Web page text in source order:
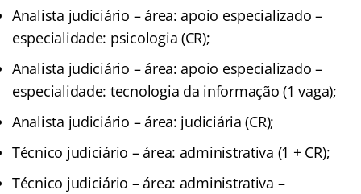
Analista judiciário – área: apoio especializado –
especialidade: psicologia (CR);
Analista judiciário – área: apoio especializado –
especialidade: tecnologia da informação (1 vaga);
Analista judiciário – área: judiciária (CR);
Técnico judiciário – área: administrativa (1 + CR);
Técnico judiciário – área: administrativa –